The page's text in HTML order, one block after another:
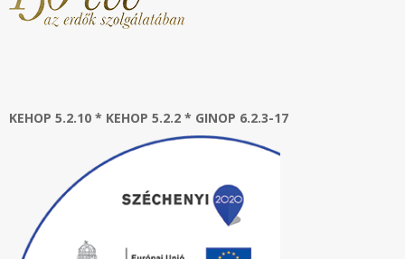
KEHOP 5.2.10 * KEHOP 5.2.2 * GINOP 6.2.3-17